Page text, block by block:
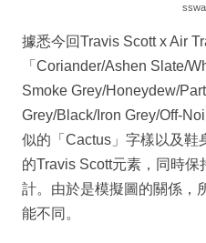
據悉今回Travis Scott x Air
「Coriander/Ashen Slate/
Smoke Grey/Honeydew/
Grey/Black/Iron Grey/Off-
似的「Cactus」字樣以及鞋
的Travis Scott元素，同時
計。由於是模擬圖的關係，
能不同。